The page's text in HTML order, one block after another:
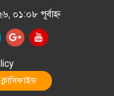
০১:০৮ পূর্বাহ্ন
Classified